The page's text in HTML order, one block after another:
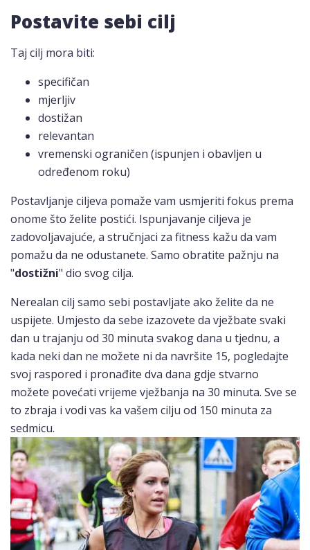
Postavite sebi cilj
Taj cilj mora biti:
specifičan
mjerljiv
dostižan
relevantan
vremenski ograničen (ispunjen i obavljen u
određenom roku)
Postavljanje ciljeva pomaže vam usmjeriti fokus prema
onome što želite postići. Ispunjavanje ciljeva je
zadovoljavajuće, a stručnjaci za fitness kažu da vam
pomažu da ne odustanete. Samo obratite pažnju na
"dostižni" dio svog cilja.
Nerealan cilj samo sebi postavljate ako želite da ne
uspijete. Umjesto da sebe izazovete da vježbate svaki
dan u trajanju od 30 minuta svakog dana u tjednu, a
kada neki dan ne možete ni da navršite 15, pogledajte
svoj raspored i pronađite dva dana gdje stvarno
možete povećati vrijeme vježbanja na 30 minuta. Sve se
to zbraja i vodi vas ka vašem cilju od 150 minuta za
sedmicu.